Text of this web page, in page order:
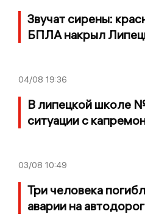
Звучат сирены:
БПЛА накрыл
04/08 19:36
В липецкой школе
ситуации с
03/08 10:49
Три человека
аварии на